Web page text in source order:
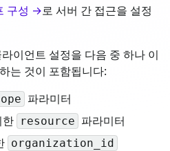
구성 →로 서버 간 접근을 설정
이언트 설정을 다음 중 하나 이
는 것이 포함됩니다:
파라미터
한 resource 파라미터
organization_id